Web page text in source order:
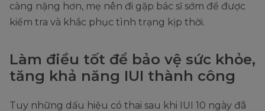
càng nặng hơn, mẹ nên đi gặp bác sĩ sớm để được
kiểm tra và khắc phục tình trạng kịp thời.
Làm điều tốt để bảo vệ sức khỏe,
tăng khả năng IUI thành công
Tuy những dấu hiệu có thai sau khi IUI 10 ngày đã